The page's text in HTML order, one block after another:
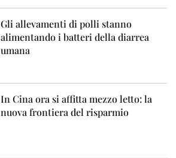
Gli allevamenti di polli stanno
alimentando i batteri della diarrea
umana
In Cina ora si affitta mezzo letto: la
nuova frontiera del risparmio